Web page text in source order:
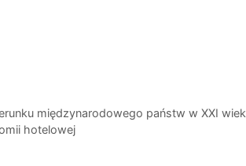
międzynarodowego państw w XXI wiek
hotelowej